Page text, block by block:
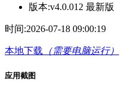
版本:v4.0.012 最新版
时间:2026-07-18 09:00:19
本地下载 （需要电脑运行）
应用截图